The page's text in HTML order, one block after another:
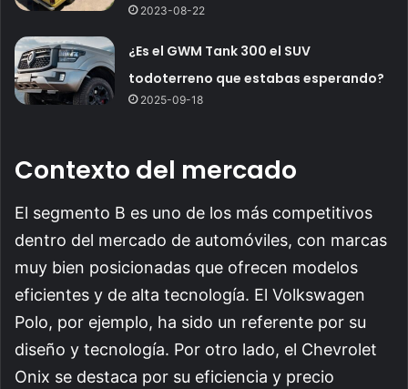
2023-08-22
¿Es el GWM Tank 300 el SUV
todoterreno que estabas esperando?
2025-09-18
Contexto del mercado
El segmento B es uno de los más competitivos
dentro del mercado de automóviles, con marcas
muy bien posicionadas que ofrecen modelos
eficientes y de alta tecnología. El Volkswagen
Polo, por ejemplo, ha sido un referente por su
diseño y tecnología. Por otro lado, el Chevrolet
Onix se destaca por su eficiencia y precio